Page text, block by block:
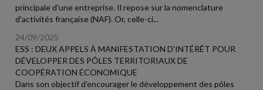
principale d'une entreprise. Il repose sur la nomenclature
d'activités française (NAF). Or, celle-ci...
24/09/2025
ESS : DEUX APPELS À MANIFESTATION D'INTÉRÊT POUR
DÉVELOPPER DES PÔLES TERRITORIAUX DE
COOPÉRATION ÉCONOMIQUE
Dans son objectif d'encourager le développement des pôles